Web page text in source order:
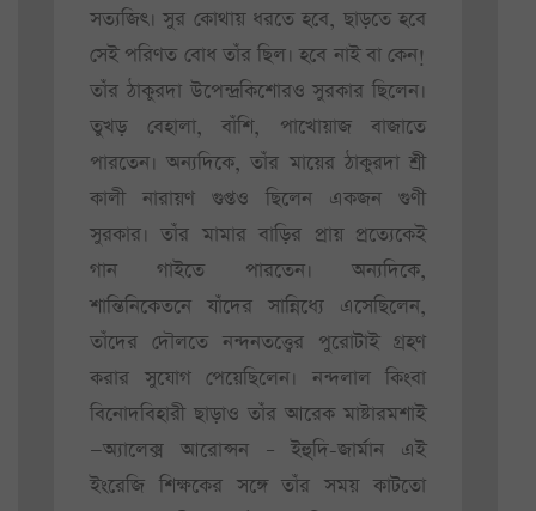
সত্যজিৎ। সুর কোথায় ধরতে হবে, ছাড়তে হবে
সেই পরিণত বোধ তাঁর ছিল। হবে নাই বা কেন!
তাঁর ঠাকুরদা উপেন্দ্রকিশোরও সুরকার ছিলেন।
তুখড় বেহালা, বাঁশি, পাখোয়াজ বাজাতে
পারতেন। অন্যদিকে, তাঁর মায়ের ঠাকুরদা শ্রী
কালী নারায়ণ গুপ্তও ছিলেন একজন গুণী
সুরকার। তাঁর মামার বাড়ির প্রায় প্রত্যেকেই
গান গাইতে পারতেন। অন্যদিকে,
শান্তিনিকেতনে যাঁদের সান্নিধ্যে এসেছিলেন,
তাঁদের দৌলতে নন্দনতত্ত্বের পুরোটাই গ্রহণ
করার সুযোগ পেয়েছিলেন। নন্দলাল কিংবা
বিনোদবিহারী ছাড়াও তাঁর আরেক মাষ্টারমশাই
—অ্যালেক্স আরোন্সন – ইহুদি-জার্মান এই
ইংরেজি শিক্ষকের সঙ্গে তাঁর সময় কাটতো